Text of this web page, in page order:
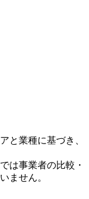
と業種に基づき、
は事業者の比較・
ません。